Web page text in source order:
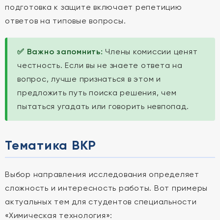
подготовка к защите включает репетицию
ответов на типовые вопросы.
✅ Важно запомнить: Члены комиссии ценят
честность. Если вы не знаете ответа на
вопрос, лучше признаться в этом и
предложить путь поиска решения, чем
пытаться угадать или говорить невпопад.
Тематика ВКР
Выбор направления исследования определяет
сложность и интересность работы. Вот примеры
актуальных тем для студентов специальности
«Химическая технология»: